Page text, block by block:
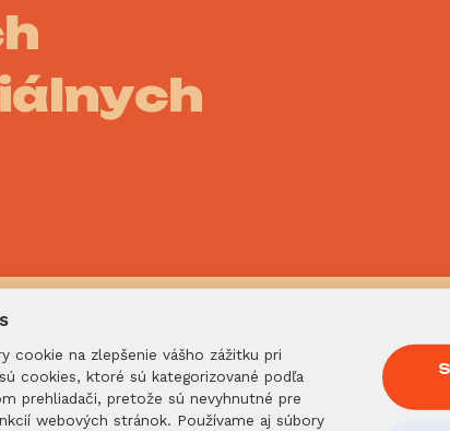
cookie na zlepšenie vášho zážitku pri
cookies, ktoré sú kategorizované podľa
prehliadači, pretože sú nevyhnutné pre
webových stránok. Používame aj súbory